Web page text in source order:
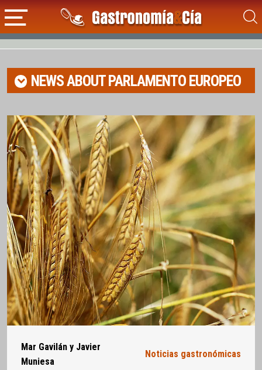
NEWS ABOUTPARLAMENTO EUROPEO
Mar Gavilán y Javier
Muniesa
Noticias gastronómicas